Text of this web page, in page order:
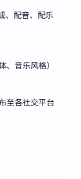
、配音、配乐
音乐风格）
至各社交平台